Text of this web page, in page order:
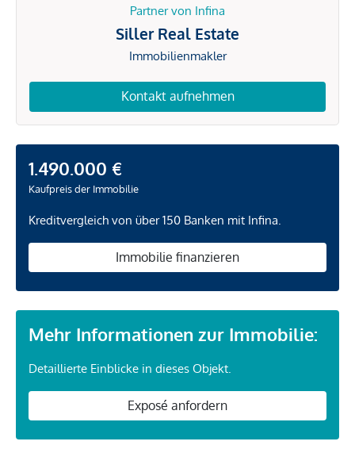
Partner von Infina
Siller Real Estate
Immobilienmakler
Kontakt aufnehmen
1.490.000 €
Kaufpreis der Immobilie
Kreditvergleich von über 150 Banken mit Infina.
Immobilie finanzieren
Mehr Informationen zur Immobilie:
Detaillierte Einblicke in dieses Objekt.
Exposé anfordern